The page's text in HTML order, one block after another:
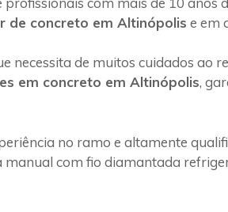
de concreto em Altinópolis e em
de muitos cuidados ao
em concreto em Altinópolis,
no ramo e altamente
com fio diamantada